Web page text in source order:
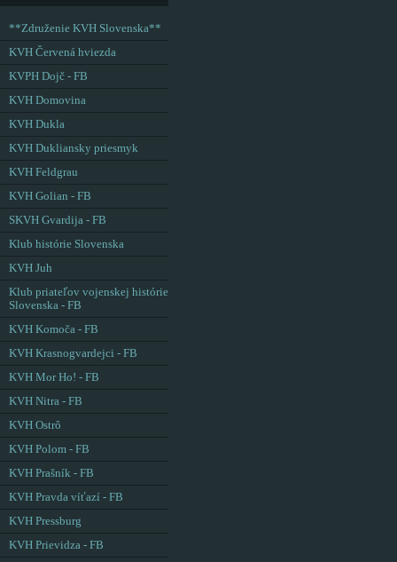
**Združenie KVH Slovenska**
KVH Červená hviezda
KVPH Dojč - FB
KVH Domovina
KVH Dukla
KVH Dukliansky priesmyk
KVH Feldgrau
KVH Golian - FB
SKVH Gvardija - FB
Klub histórie Slovenska
KVH Juh
Klub priateľov vojenskej histórie
Slovenska - FB
KVH Komoča - FB
KVH Krasnogvardejci - FB
KVH Mor Ho! - FB
KVH Nitra - FB
KVH Ostrô
KVH Polom - FB
KVH Prašník - FB
KVH Pravda víťazí - FB
KVH Pressburg
KVH Prievidza - FB